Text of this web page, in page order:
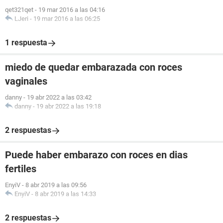
qet321qet - 19 mar 2016 a las 04:16
LJeri - 19 mar 2016 a las 06:25
1 respuesta
miedo de quedar embarazada con roces
vaginales
danny - 19 abr 2022 a las 03:42
danny - 19 abr 2022 a las 19:18
2 respuestas
Puede haber embarazo con roces en dias
fertiles
EnyiV - 8 abr 2019 a las 09:56
EnyiV - 8 abr 2019 a las 14:33
2 respuestas